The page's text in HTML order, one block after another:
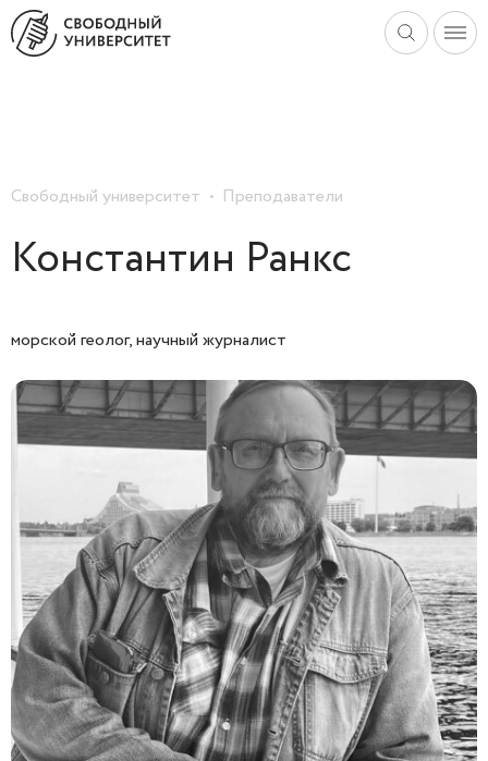
Свободный университет Преподаватели
Константин Ранкс
морской геолог, научный журналист